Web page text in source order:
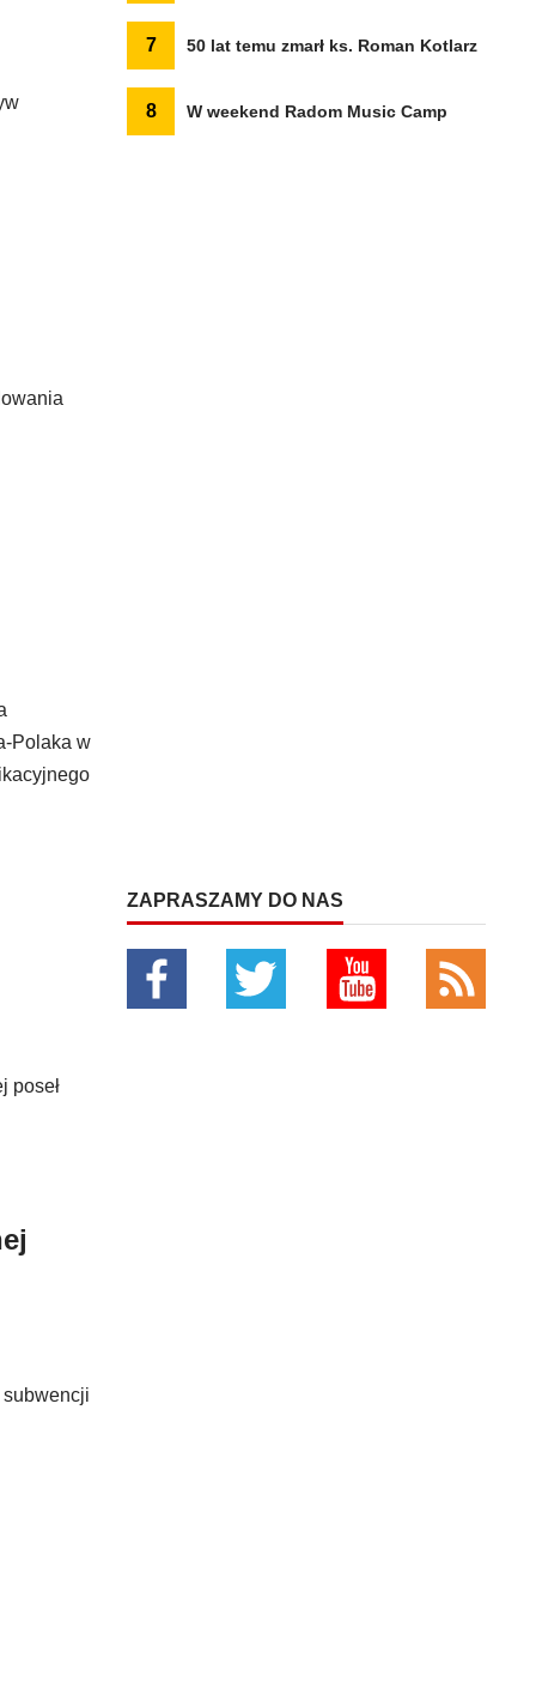
Polaka w
poseł
subwencji
7 50 lat temu zmarł ks. Roman Kotlarz
8 W weekend Radom Music Camp
ZAPRASZAMY DO NAS